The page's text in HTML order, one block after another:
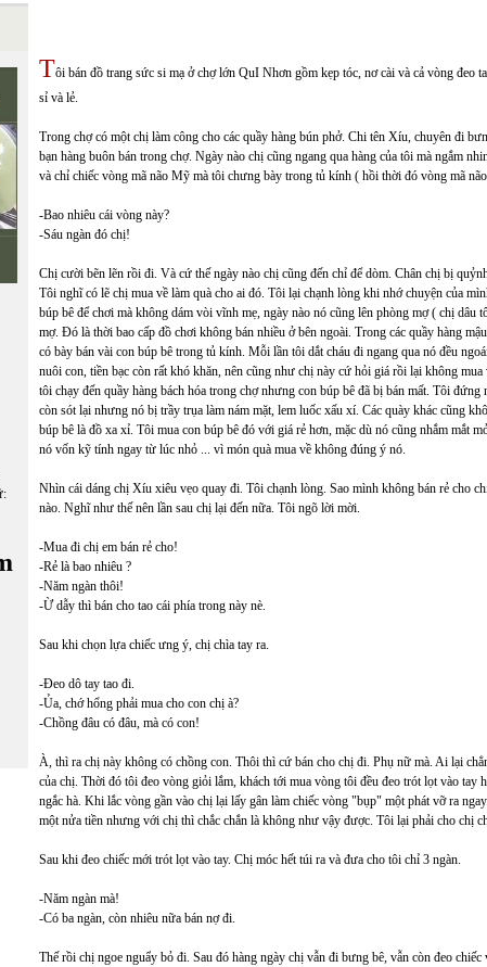
Tôi bán đồ trang sức si mạ ở chợ lớn QuI Nhơn gồm kẹp tóc, nơ cài và cả vòng đeo
sỉ và lẻ.
Trong chợ có một chị làm công cho các quầy hàng bún phở. Chi tên Xíu, chuyên đi
bạn hàng buôn bán trong chợ. Ngày nào chị cũng ngang qua hàng của tôi mà ngắm
và chỉ chiếc vòng mã não Mỹ mà tôi chưng bày trong tủ kính ( hồi thời đó vòng mã
-Bao nhiêu cái vòng này?
-Sáu ngàn đó chị!
Chị cười bẽn lẽn rồi đi. Và cứ thế ngày nào chị cũng đến chỉ để dòm. Chân chị bị
Tôi nghĩ có lẽ chị mua về làm quà cho ai đó. Tôi lại chạnh lòng khi nhớ chuyện của
búp bê để chơi mà không dám vòi vĩnh mẹ, ngày nào nó cũng lên phòng mợ ( chị dâu
mợ. Đó là thời bao cấp đồ chơi không bán nhiều ở bên ngoài. Trong các quầy hàng
có bày bán vài con búp bê trong tủ kính. Mỗi lần tôi dắt cháu đi ngang qua nó đều
nuôi con, tiền bạc còn rất khó khăn, nên cũng như chị này cứ hỏi giá rồi lại không
tôi chạy đến quầy hàng bách hóa trong chợ nhưng con búp bê đã bị bán mất. Tôi
còn sót lại nhưng nó bị trầy trụa làm nám mặt, lem luốc xấu xí. Các quày khác cũng
búp bê là đồ xa xỉ. Tôi mua con búp bê đó với giá rẻ hơn, mặc dù nó cũng nhắm mắt
nó vốn kỹ tính ngay từ lúc nhỏ ... vì món quà mua về không đúng ý nó.
Nhìn cái dáng chị Xíu xiêu vẹo quay đi. Tôi chạnh lòng. Sao mình không bán rẻ cho
nào. Nghĩ như thế nên lần sau chị lại đến nữa. Tôi ngõ lời mời.
-Mua đi chị em bán rẻ cho!
-Rẻ là bao nhiêu ?
-Năm ngàn thôi!
-Ừ dẫy thì bán cho tao cái phía trong này nè.
Sau khi chọn lựa chiếc ưng ý, chị chìa tay ra.
-Đeo dô tay tao đi.
-Ủa, chớ hổng phải mua cho con chị à?
-Chồng đâu có đâu, mà có con!
À, thì ra chị này không có chồng con. Thôi thì cứ bán cho chị đi. Phụ nữ mà. Ai lại
của chị. Thời đó tôi đeo vòng giỏi lắm, khách tới mua vòng tôi đều đeo trót lọt vào
ngắc hà. Khi lắc vòng gần vào chị lại lấy gân làm chiếc vòng "bụp" một phát vỡ ra
một nửa tiền nhưng với chị thì chắc chắn là không như vậy được. Tôi lại phải cho chị
Sau khi đeo chiếc mới trót lọt vào tay. Chị móc hết túi ra và đưa cho tôi chỉ 3 ngàn.
-Năm ngàn mà!
-Có ba ngàn, còn nhiêu nữa bán nợ đi.
Thế rồi chị ngoe nguẩy bỏ đi. Sau đó hàng ngày chị vẫn đi bưng bê, vẫn còn đeo